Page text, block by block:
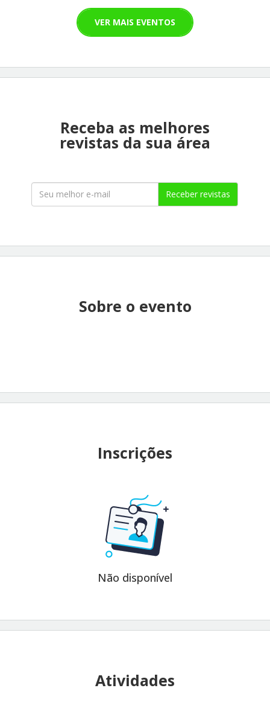
VER MAIS EVENTOS
Receba as melhores
revistas da sua área
Receber revistas
Sobre o evento
Inscrições
Não disponível
Atividades